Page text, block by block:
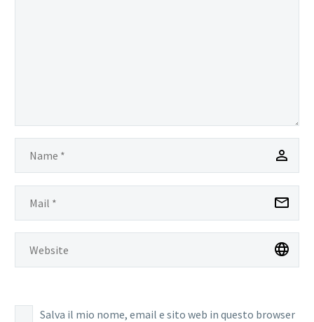
Salva il mio nome, email e sito web in questo browser